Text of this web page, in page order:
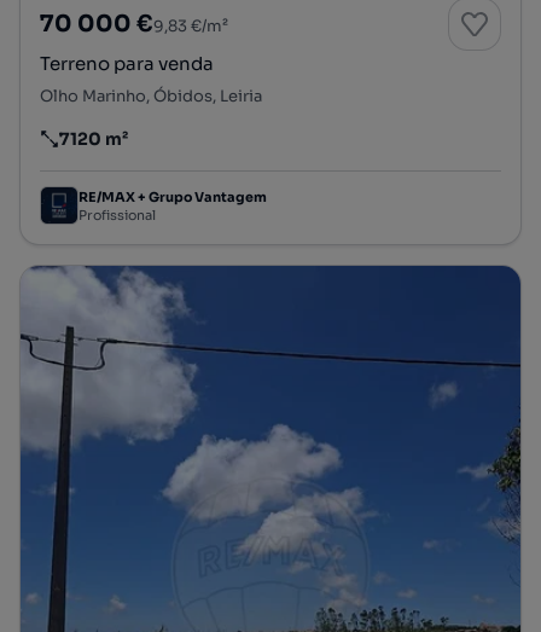
70 000 €9,83 €/m²
Terreno para venda
Olho Marinho, Óbidos, Leiria
Preço por metro quadrado
7120 m²
RE/MAX + Grupo Vantagem
Profissional